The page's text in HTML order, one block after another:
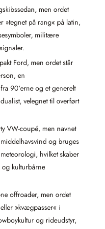
men ordet
»tegnet på rang« på latin,
militære
Ford, men ordet står
en
90’erne og et generelt
velegnet til overført
VW-coupé, men navnet
og bruges
hvilket skaber
og kulturbårne
offroader, men ordet
»kvægpasser« i
og rideudstyr,